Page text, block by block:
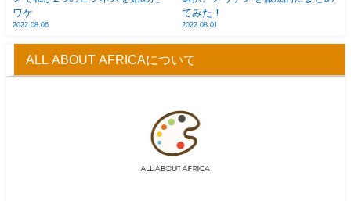
ワケ
2022.08.06
てみた！
2022.08.01
ALL ABOUT AFRICAについて